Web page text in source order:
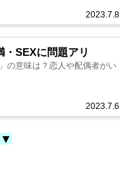
2023.7.8
SEXに問題アリ
2023.7.6
の意味は？恋人や配偶者がい
▼